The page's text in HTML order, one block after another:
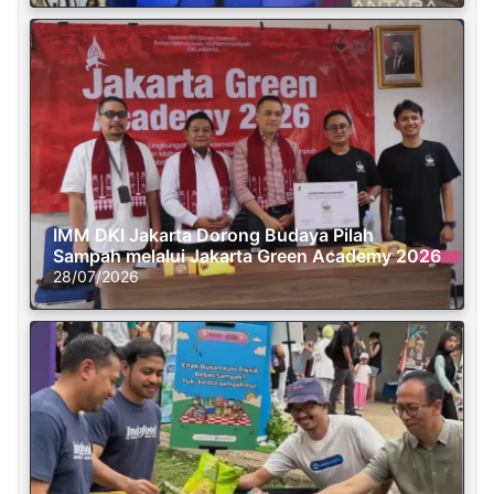
IMM DKI Jakarta Dorong Budaya Pilah
Sampah melalui Jakarta Green Academy 2026
28/07/2026